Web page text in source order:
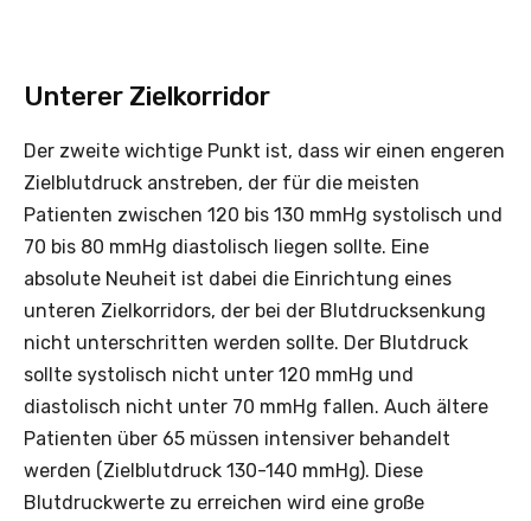
Unterer Zielkorridor
Der zweite wichtige Punkt ist, dass wir einen engeren
Zielblutdruck anstreben, der für die meisten
Patienten zwischen 120 bis 130 mmHg systolisch und
70 bis 80 mmHg diastolisch liegen sollte. Eine
absolute Neuheit ist dabei die Einrichtung eines
unteren Zielkorridors, der bei der Blutdrucksenkung
nicht unterschritten werden sollte. Der Blutdruck
sollte systolisch nicht unter 120 mmHg und
diastolisch nicht unter 70 mmHg fallen. Auch ältere
Patienten über 65 müssen intensiver behandelt
werden (Zielblutdruck 130-140 mmHg). Diese
Blutdruckwerte zu erreichen wird eine große